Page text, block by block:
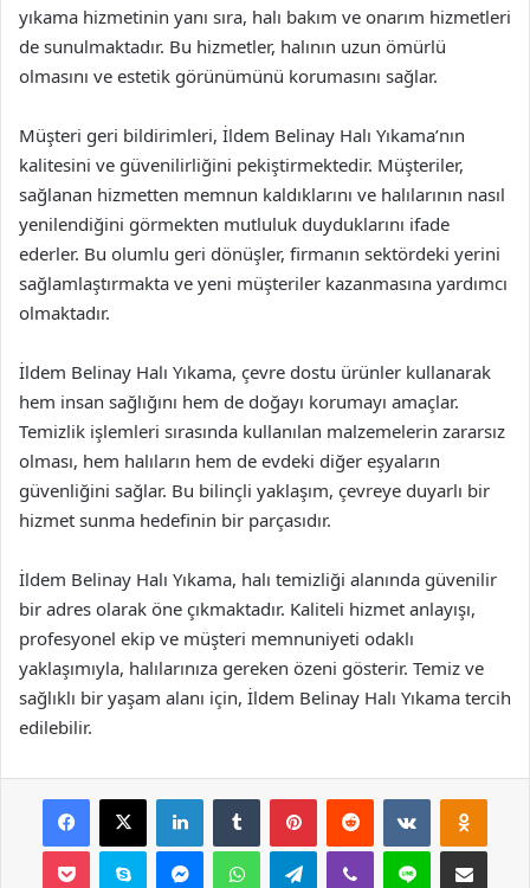
yıkama hizmetinin yanı sıra, halı bakım ve onarım hizmetleri
de sunulmaktadır. Bu hizmetler, halının uzun ömürlü
olmasını ve estetik görünümünü korumasını sağlar.
Müşteri geri bildirimleri, İldem Belinay Halı Yıkama’nın
kalitesini ve güvenilirliğini pekiştirmektedir. Müşteriler,
sağlanan hizmetten memnun kaldıklarını ve halılarının nasıl
yenilendiğini görmekten mutluluk duyduklarını ifade
ederler. Bu olumlu geri dönüşler, firmanın sektördeki yerini
sağlamlaştırmakta ve yeni müşteriler kazanmasına yardımcı
olmaktadır.
İldem Belinay Halı Yıkama, çevre dostu ürünler kullanarak
hem insan sağlığını hem de doğayı korumayı amaçlar.
Temizlik işlemleri sırasında kullanılan malzemelerin zararsız
olması, hem halıların hem de evdeki diğer eşyaların
güvenliğini sağlar. Bu bilinçli yaklaşım, çevreye duyarlı bir
hizmet sunma hedefinin bir parçasıdır.
İldem Belinay Halı Yıkama, halı temizliği alanında güvenilir
bir adres olarak öne çıkmaktadır. Kaliteli hizmet anlayışı,
profesyonel ekip ve müşteri memnuniyeti odaklı
yaklaşımıyla, halılarınıza gereken özeni gösterir. Temiz ve
sağlıklı bir yaşam alanı için, İldem Belinay Halı Yıkama tercih
edilebilir.
Facebook
X LinkedInTumblr PinterestReddit VKontakte
Pocket Skype MessengerWhatsAppTelegramViber Line E-Posta ile